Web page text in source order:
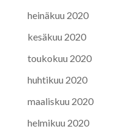
heinäkuu 2020
kesäkuu 2020
toukokuu 2020
huhtikuu 2020
maaliskuu 2020
helmikuu 2020